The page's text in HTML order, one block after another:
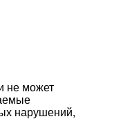
не может
нарушений,